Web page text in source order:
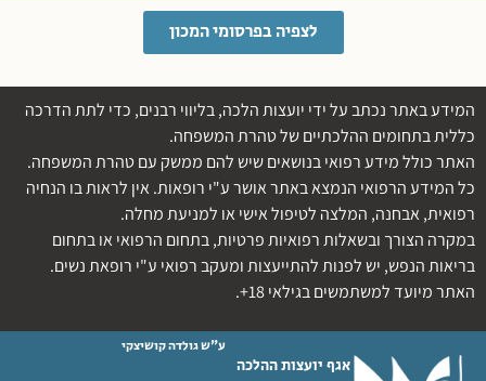
לצפיה בפרסומי המכון
המידע באתר נכתב על ידי יועצות הלכה, בליווי רבנים, כדי לתת הדרכה
כללית בתחומים ההלכתיים של טהרת המשפחה.
האתר כולל מידע רפואי בנושאים שיש להם ממשק עם טהרת המשפחה.
כל המידע הרפואי הנמצא באתר אושר ע"י רופאות. אין לראות בו הנחיה
רפואית, אבחנה, המלצה לטיפול אישי או למניעת מחלה.
במקרה הצורך ובשאלות רפואיות פרטיות, בתחום הרפואי או בתחום
בריאות הנפש, יש לפנות להתייעצות ומעקב רפואי ע"י רופאת נשים.
האתר מיועד למשתמשים בגילאי 18+.
אגף יועצות ההלכה
ע"ש גולדה קושיצקי